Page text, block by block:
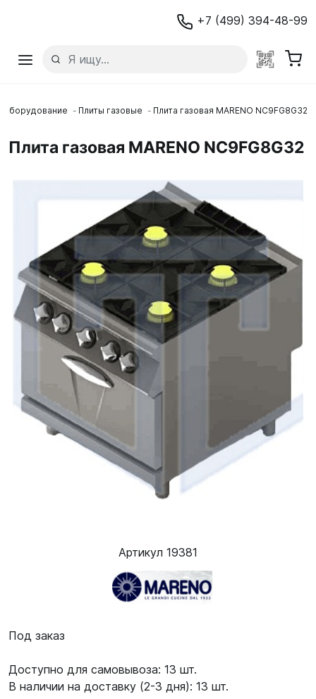
+7 (499) 394-48-99
оборудование Плиты газовые Плита газовая MARENO NC9FG8G32
Плита газовая MARENO NC9FG8G32
Артикул 19381
Под заказ
Доступно для самовывоза: 13 шт.
В наличии на доставку (2-3 дня): 13 шт.